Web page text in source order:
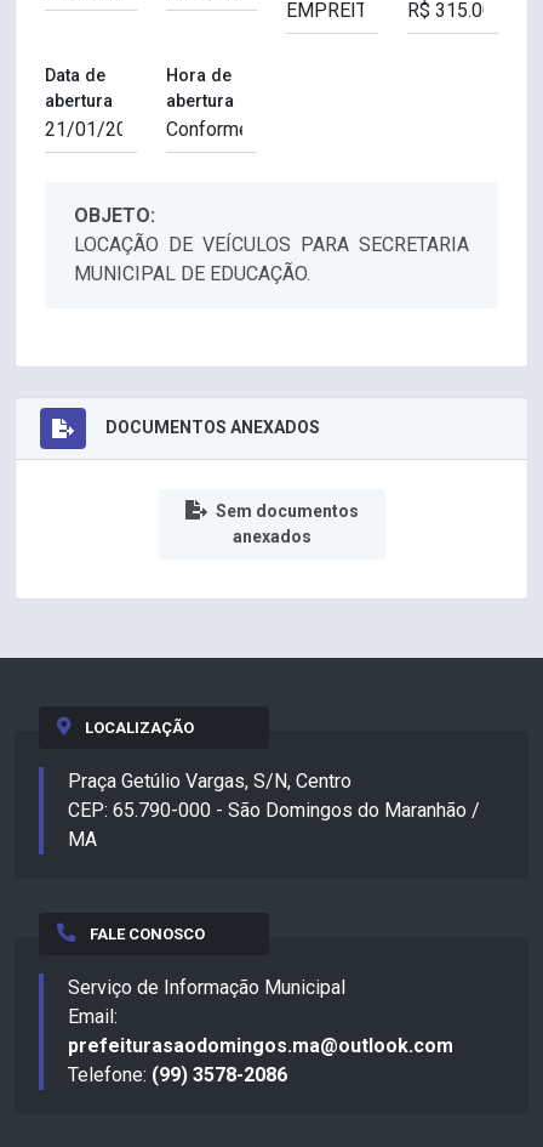
Data de
abertura
Hora de
abertura
OBJETO:
LOCAÇÃO DE VEÍCULOS PARA SECRETARIA
MUNICIPAL DE EDUCAÇÃO.
DOCUMENTOS ANEXADOS
Sem documentos
anexados
LOCALIZAÇÃO
Praça Getúlio Vargas, S/N, Centro
CEP: 65.790-000 - São Domingos do Maranhão /
MA
FALE CONOSCO
Serviço de Informação Municipal
Email:
prefeiturasaodomingos.ma@outlook.com
Telefone: (99) 3578-2086